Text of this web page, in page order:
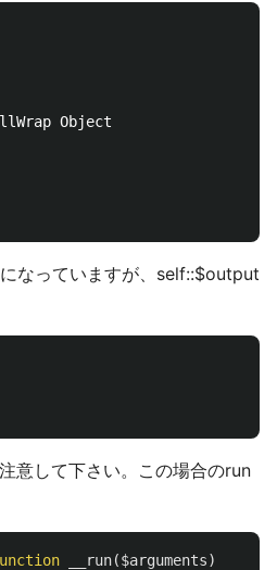
Object
なっていますが、self::$output
意して下さい。この場合のrun
__run($arguments)